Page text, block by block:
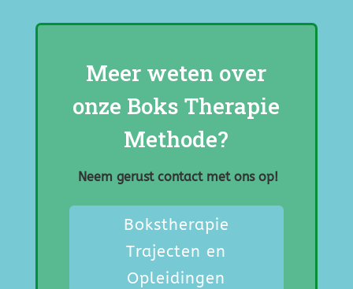
Meer weten over
onze Boks Therapie
Methode?
Neem gerust contact met ons op!
Bokstherapie
Trajecten en
Opleidingen